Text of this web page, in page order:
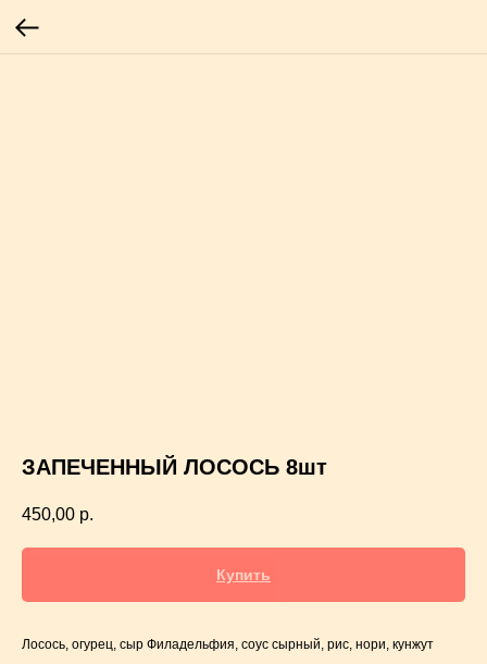
ЗАПЕЧЕННЫЙ ЛОСОСЬ 8шт
450,00 р.
Купить
Лосось, огурец, сыр Филадельфия, соус сырный, рис, нори, кунжут